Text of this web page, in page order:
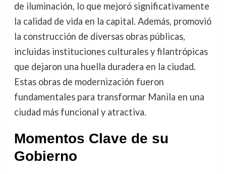
de iluminación, lo que mejoró significativamente
la calidad de vida en la capital. Además, promovió
la construcción de diversas obras públicas,
incluidas instituciones culturales y filantrópicas
que dejaron una huella duradera en la ciudad.
Estas obras de modernización fueron
fundamentales para transformar Manila en una
ciudad más funcional y atractiva.
Momentos Clave de su
Gobierno